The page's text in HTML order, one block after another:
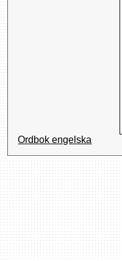
Ordbok engelska